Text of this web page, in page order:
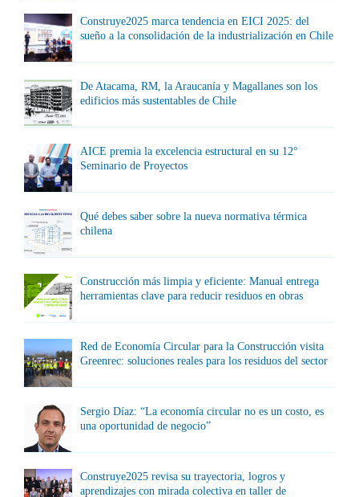
Construye2025 marca tendencia en EICI 2025: del
sueño a la consolidación de la industrialización en Chile
De Atacama, RM, la Araucanía y Magallanes son los
edificios más sustentables de Chile
AICE premia la excelencia estructural en su 12°
Seminario de Proyectos
Qué debes saber sobre la nueva normativa térmica
chilena
Construcción más limpia y eficiente: Manual entrega
herramientas clave para reducir residuos en obras
Red de Economía Circular para la Construcción visita
Greenrec: soluciones reales para los residuos del sector
Sergio Díaz: “La economía circular no es un costo, es
una oportunidad de negocio”
Construye2025 revisa su trayectoria, logros y
aprendizajes con mirada colectiva en taller de